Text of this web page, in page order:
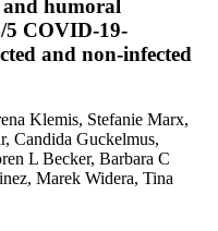
and humoral
COVID-19-
and non-infected
Klemis, Stefanie Marx,
Candida Guckelmus,
L Becker, Barbara C
Marek Widera, Tina